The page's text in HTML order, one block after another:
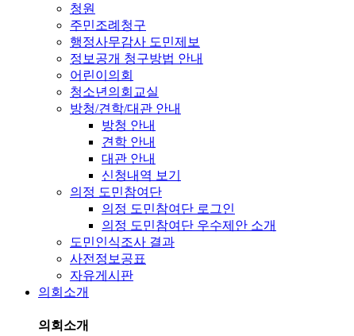
청원
주민조례청구
행정사무감사 도민제보
정보공개 청구방법 안내
어린이의회
청소년의회교실
방청/견학/대관 안내
방청 안내
견학 안내
대관 안내
신청내역 보기
의정 도민참여단
의정 도민참여단 로그인
의정 도민참여단 우수제안 소개
도민인식조사 결과
사전정보공표
자유게시판
의회소개
의회소개